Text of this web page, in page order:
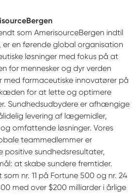
som AmerisourceBergen indtil
er en førende global organisation
løsninger med fokus på at
for mennesker og dyr verden
med farmaceutiske innovatører på
for at lette og optimere
Sundhedsudbydere er afhængige
levering af lægemidler,
omfattende løsninger. Vores
teammedlemmer er
positive sundhedsresultater,
at skabe sundere fremtider.
nr. 11 på Fortune 500 og nr. 24
med over $200 milliarder i årlige